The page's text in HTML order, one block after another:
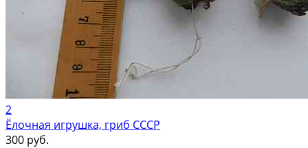
2
Ёлочная игрушка, гриб СССР
300 руб.